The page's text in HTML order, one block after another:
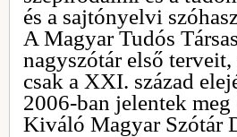
és a sajtónyelvi
A Magyar Tudós
nagyszótár első
csak a XXI. század
2006-ban jelentek
Kiváló Magyar Szótár